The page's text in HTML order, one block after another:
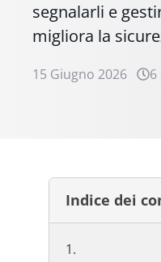
segnalarli e
migliora la
15 Giugno 2026
Indice dei